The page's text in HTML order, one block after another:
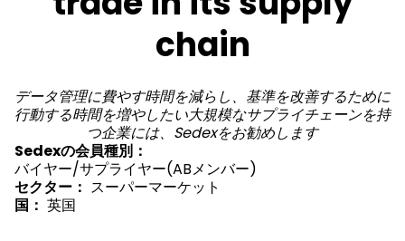
chain
データ管理に費やす時間を減らし、基準を改善するために
行動する時間を増やしたい大規模なサプライチェーンを持
つ企業には、Sedexをお勧めします
Sedexの会員種別：
バイヤー/サプライヤー(ABメンバー)
セクター： スーパーマーケット
国： 英国